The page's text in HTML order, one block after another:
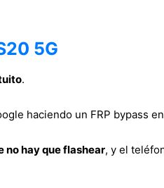
5G
.
haciendo un FRP bypass
no hay que flashear, y el